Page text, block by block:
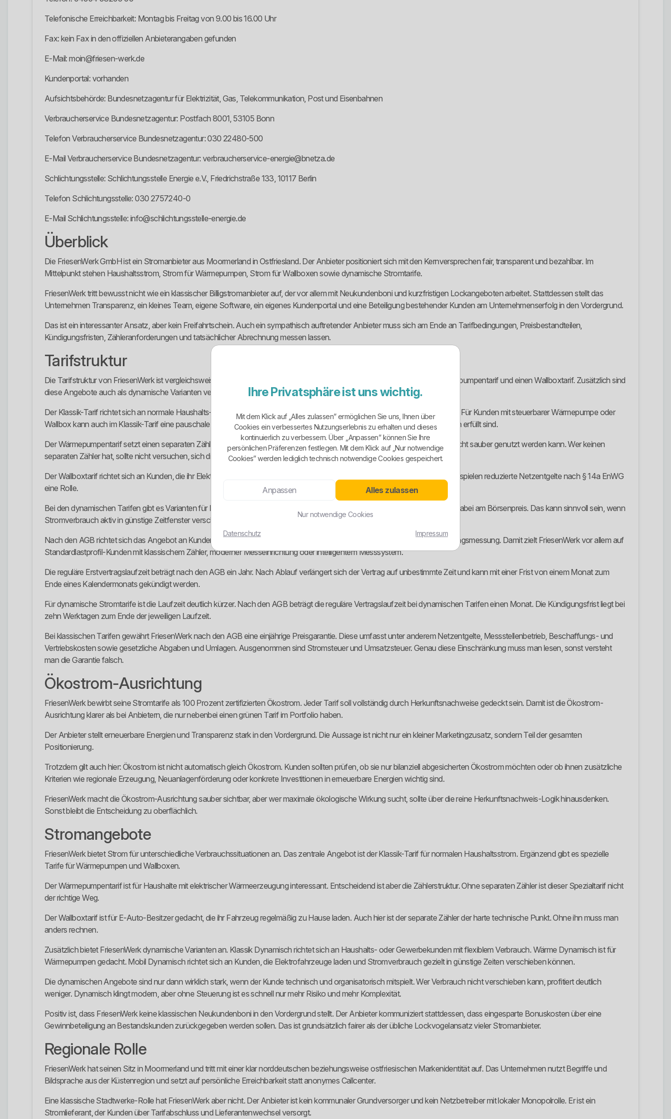
Telefonische Erreichbarkeit: Montag bis Freitag von 9.00 bis 16.00 Uhr
Fax: kein Fax in den offiziellen Anbieterangaben gefunden
E-Mail: moin@friesen-werk.de
Kundenportal: vorhanden
Aufsichtsbehörde: Bundesnetzagentur für Elektrizität, Gas, Telekommunikation, Post und Eisenbahnen
Verbraucherservice Bundesnetzagentur: Postfach 8001, 53105 Bonn
Telefon Verbraucherservice Bundesnetzagentur: 030 22480-500
E-Mail Verbraucherservice Bundesnetzagentur: verbraucherservice-energie@bnetza.de
Schlichtungsstelle: Schlichtungsstelle Energie e.V., Friedrichstraße 133, 10117 Berlin
Telefon Schlichtungsstelle: 030 2757240-0
E-Mail Schlichtungsstelle: info@schlichtungsstelle-energie.de
Überblick
Die FriesenWerk GmbH ist ein Stromanbieter aus Moormerland in Ostfriesland. Der Anbieter positioniert sich mit den Kernversprechen fair, transparent und bezahlbar. Im
Mittelpunkt stehen Haushaltsstrom, Strom für Wärmepumpen, Strom für Wallboxen sowie dynamische Stromtarife.
FriesenWerk tritt bewusst nicht wie ein klassischer Billigstromanbieter auf, der vor allem mit Neukundenboni und kurzfristigen Lockangeboten arbeitet. Stattdessen stellt das
Unternehmen Transparenz, ein kleines Team, eigene Software, ein eigenes Kundenportal und eine Beteiligung bestehender Kunden am Unternehmenserfolg in den Vordergrund.
Das ist ein interessanter Ansatz, aber kein Freifahrtschein. Auch ein sympathisch auftretender Anbieter muss sich am Ende an Tarifbedingungen, Preisbestandteilen,
Kündigungsfristen, Zähleranforderungen und tatsächlicher Abrechnung messen lassen.
Tarifstruktur
Die Tarifstruktur von FriesenWerk ist vergleichsweise klar aufgebaut. Es gibt den klassischen Haushaltsstromtarif, einen Wärmepumpentarif und einen Wallboxtarif. Zusätzlich sind
diese Angebote auch als dynamische Varianten verfügbar.
Der Klassik-Tarif richtet sich an normale Haushalts- und Gewerbekunden, die einen einfachen Stromtarif für den Alltag suchen. Für Kunden mit steuerbarer Wärmepumpe oder
Wallbox kann auch im Klassik-Tarif eine pauschale Vergünstigung nach § 14a EnWG relevant sein, sofern die Voraussetzungen erfüllt sind.
Der Wärmepumpentarif setzt einen separaten Zähler für die Wärmepumpe voraus. Das ist wichtig, weil sonst der Spezialtarif nicht sauber genutzt werden kann. Wer keinen
separaten Zähler hat, sollte nicht versuchen, sich diesen Tarif schönzureden, sondern den Klassik-Tarif prüfen.
Der Wallboxtarif richtet sich an Kunden, die ihr Elektroauto zu Hause laden und dafür einen separaten Zähler nutzen. Auch hier spielen reduzierte Netzentgelte nach § 14a EnWG
eine Rolle.
Bei den dynamischen Tarifen gibt es Varianten für Haushaltsstrom, Wärmepumpe und Mobilität. Der Strompreis orientiert sich dabei am Börsenpreis. Das kann sinnvoll sein, wenn
Stromverbrauch aktiv in günstige Zeitfenster verschoben wird.
Nach den AGB richtet sich das Angebot an Kunden mit einem Jahresverbrauch unter 100.000 kWh ohne registrierende Leistungsmessung. Damit zielt FriesenWerk vor allem auf
Standardlastprofil-Kunden mit klassischem Zähler, moderner Messeinrichtung oder intelligentem Messsystem.
Die reguläre Erstvertragslaufzeit beträgt nach den AGB ein Jahr. Nach Ablauf verlängert sich der Vertrag auf unbestimmte Zeit und kann mit einer Frist von einem Monat zum
Ende eines Kalendermonats gekündigt werden.
Für dynamische Stromtarife ist die Laufzeit deutlich kürzer. Nach den AGB beträgt die reguläre Vertragslaufzeit bei dynamischen Tarifen einen Monat. Die Kündigungsfrist liegt bei
zehn Werktagen zum Ende der jeweiligen Laufzeit.
Bei klassischen Tarifen gewährt FriesenWerk nach den AGB eine einjährige Preisgarantie. Diese umfasst unter anderem Netzentgelte, Messstellenbetrieb, Beschaffungs- und
Vertriebskosten sowie gesetzliche Abgaben und Umlagen. Ausgenommen sind Stromsteuer und Umsatzsteuer. Genau diese Einschränkung muss man lesen, sonst versteht
man die Garantie falsch.
Ökostrom-Ausrichtung
FriesenWerk bewirbt seine Stromtarife als 100 Prozent zertifizierten Ökostrom. Jeder Tarif soll vollständig durch Herkunftsnachweise gedeckt sein. Damit ist die Ökostrom-
Ausrichtung klarer als bei Anbietern, die nur nebenbei einen grünen Tarif im Portfolio haben.
Der Anbieter stellt erneuerbare Energien und Transparenz stark in den Vordergrund. Die Aussage ist nicht nur ein kleiner Marketingzusatz, sondern Teil der gesamten
Positionierung.
Trotzdem gilt auch hier: Ökostrom ist nicht automatisch gleich Ökostrom. Kunden sollten prüfen, ob sie nur bilanziell abgesicherten Ökostrom möchten oder ob ihnen zusätzliche
Kriterien wie regionale Erzeugung, Neuanlagenförderung oder konkrete Investitionen in erneuerbare Energien wichtig sind.
FriesenWerk macht die Ökostrom-Ausrichtung sauber sichtbar, aber wer maximale ökologische Wirkung sucht, sollte über die reine Herkunftsnachweis-Logik hinausdenken.
Sonst bleibt die Entscheidung zu oberflächlich.
Stromangebote
FriesenWerk bietet Strom für unterschiedliche Verbrauchssituationen an. Das zentrale Angebot ist der Klassik-Tarif für normalen Haushaltsstrom. Ergänzend gibt es spezielle
Tarife für Wärmepumpen und Wallboxen.
Der Wärmepumpentarif ist für Haushalte mit elektrischer Wärmeerzeugung interessant. Entscheidend ist aber die Zählerstruktur. Ohne separaten Zähler ist dieser Spezialtarif nicht
der richtige Weg.
Der Wallboxtarif ist für E-Auto-Besitzer gedacht, die ihr Fahrzeug regelmäßig zu Hause laden. Auch hier ist der separate Zähler der harte technische Punkt. Ohne ihn muss man
anders rechnen.
Zusätzlich bietet FriesenWerk dynamische Varianten an. Klassik Dynamisch richtet sich an Haushalts- oder Gewerbekunden mit flexiblem Verbrauch. Wärme Dynamisch ist für
Wärmepumpen gedacht. Mobil Dynamisch richtet sich an Kunden, die Elektrofahrzeuge laden und Stromverbrauch gezielt in günstige Zeiten verschieben können.
Die dynamischen Angebote sind nur dann wirklich stark, wenn der Kunde technisch und organisatorisch mitspielt. Wer Verbrauch nicht verschieben kann, profitiert deutlich
weniger. Dynamisch klingt modern, aber ohne Steuerung ist es schnell nur mehr Risiko und mehr Komplexität.
Positiv ist, dass FriesenWerk keine klassischen Neukundenboni in den Vordergrund stellt. Der Anbieter kommuniziert stattdessen, dass eingesparte Bonuskosten über eine
Gewinnbeteiligung an Bestandskunden zurückgegeben werden sollen. Das ist grundsätzlich fairer als der übliche Lockvogelansatz vieler Stromanbieter.
Regionale Rolle
FriesenWerk hat seinen Sitz in Moormerland und tritt mit einer klar norddeutschen beziehungsweise ostfriesischen Markenidentität auf. Das Unternehmen nutzt Begriffe und
Bildsprache aus der Küstenregion und setzt auf persönliche Erreichbarkeit statt anonymes Callcenter.
Eine klassische Stadtwerke-Rolle hat FriesenWerk aber nicht. Der Anbieter ist kein kommunaler Grundversorger und kein Netzbetreiber mit lokaler Monopolrolle. Er ist ein
Stromlieferant, der Kunden über Tarifabschluss und Lieferantenwechsel versorgt.
Ihre Privatsphäre ist uns wichtig.
Mit dem Klick auf „Alles zulassen” ermöglichen Sie uns, Ihnen über
Cookies ein verbessertes Nutzungserlebnis zu erhalten und dieses
kontinuierlich zu verbessern. Über „Anpassen” können Sie Ihre
persönlichen Präferenzen festlegen. Mit dem Klick auf „Nur notwendige
Cookies” werden lediglich technisch notwendige Cookies gespeichert.
Anpassen Alles zulassen
Nur notwendige Cookies
Datenschutz Impressum